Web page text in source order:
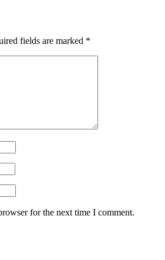
fields are marked *
for the next time I comment.